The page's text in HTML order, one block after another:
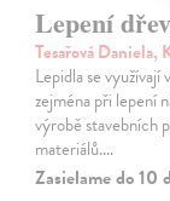
Lepení
Tesařová Daniela,
Lepidla se
zejména při lepení
výrobě stavebních
materiálů.…
Zasielame do 10